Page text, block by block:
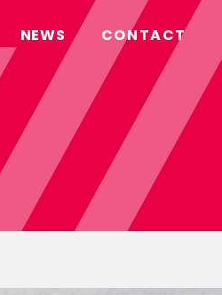
NEWS CONTACT